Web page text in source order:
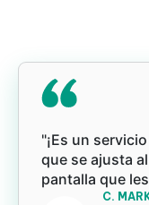
"¡Es un
que se ajusta
pantalla que
C.